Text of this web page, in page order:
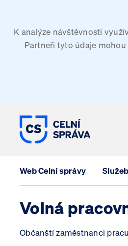
K analýze návštěvnosti
Partneři tyto údaje
Web Celní správy
Volná
​Občanští zaměstnanci